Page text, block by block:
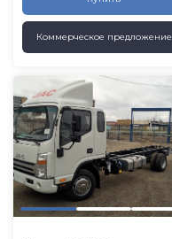
Коммерческое предложение